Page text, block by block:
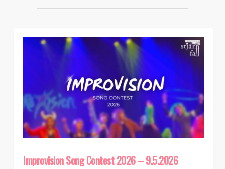
Improvision Song Contest 2026 – 9.5.2026